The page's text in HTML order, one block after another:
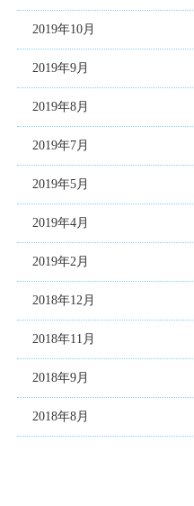
2019年10月
2019年9月
2019年8月
2019年7月
2019年5月
2019年4月
2019年2月
2018年12月
2018年11月
2018年9月
2018年8月